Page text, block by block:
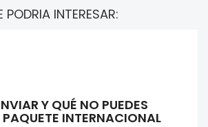
PODRIA INTERESAR:
Y QUÉ NO PUEDES
PAQUETE INTERNACIONAL